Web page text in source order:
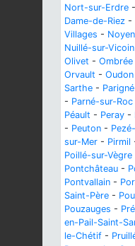
Nort-sur-Erdre -
Dame-de-Riez -
Villages -
Nuillé-sur-Vicoin
Olivet -
Orvault - Oudon
Sarthe -
- Parné-sur-Roc
Péault - Peray -
- Peuton -
sur-Mer - Pirmil
Poillé-sur-Vègre
Pontchâteau -
Pontvallain -
Saint-Père -
Pouzauges -
en-Pail-Saint-
le-Chétif -